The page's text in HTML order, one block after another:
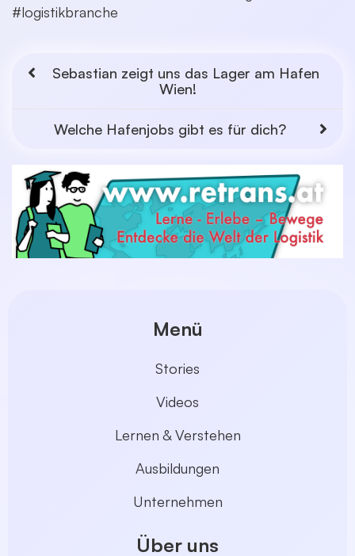
#logistikbranche
Sebastian zeigt uns das Lager am Hafen
Wien!
Welche Hafenjobs gibt es für dich?
Menü
Stories
Videos
Lernen & Verstehen
Ausbildungen
Unternehmen
Über uns